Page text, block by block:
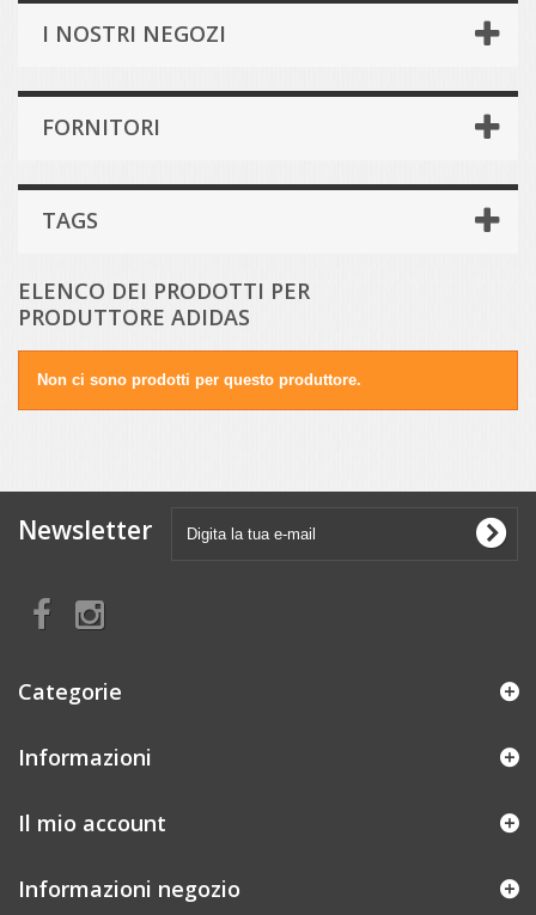
I NOSTRI NEGOZI
FORNITORI
TAGS
ELENCO DEI PRODOTTI PER
PRODUTTORE ADIDAS
Non ci sono prodotti per questo produttore.
Newsletter
Categorie
Informazioni
Il mio account
Informazioni negozio